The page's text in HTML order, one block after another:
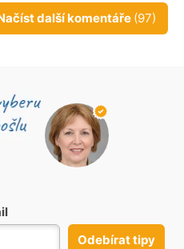
další komentáře (97)
Odebírat tipy